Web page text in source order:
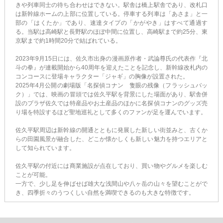
きや列車同士の待ち合わせはできない。駅舎は橋上駅舎であり、改札口
は新幹線ホームの上部に位置している。停車する列車は「あさま」と一
部の「はくたか」であり、速達タイプの「かがやき」はすべて通過す
る。当駅は高崎駅と長野駅のほぼ中間に位置し、高崎駅まで約25分、東
京駅まで約1時間20分で結ばれている。
2023年9月15日には、佐久市出身の漫画原作者・武論尊氏の代表作『北
斗の拳』が連載開始から40周年を迎えたことを記念し、新幹線改札内の
コンコースに登場キャラクター「ジャギ」の胸像が設置された。
2025年4月公開の劇場版「名探偵コナン 隻眼の残像（フラッシュバッ
ク）」では、映画の冒頭では佐久平駅を背景にした場面があり、駅舎併
設のプラザ佐久では特産品やお土産品のほかに名探偵コナンのグッズ売
り場を特設するほど聖地巡礼として多くのファンが足を運んでいます。
佐久平駅周辺は新幹線の開通とともに発展した新しい街並みと、古くか
らの田園風景が融合した、どこか懐かしくも新しい魅力を持つエリアと
して知られています。
佐久平駅の付近には商業施設が点在しており、買い物やグルメを楽しむ
ことが可能。
一方で、少し足を伸ばせば雄大な浅間山や八ヶ岳の山々を望むことがで
き、四季折々のうつくしい自然を満喫できるのも大きな特徴です。